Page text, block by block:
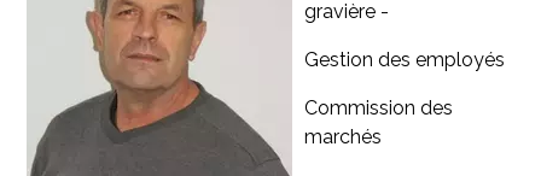
gravière -
Gestion des employés
Commission des
marchés